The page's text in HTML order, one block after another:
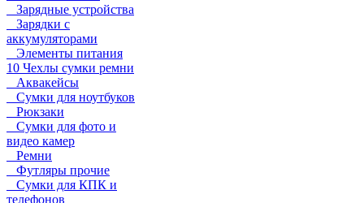
Зарядные устройства
Зарядки с
аккумуляторами
Элементы питания
10 Чехлы сумки ремни
Аквакейсы
Сумки для ноутбуков
Рюкзаки
Сумки для фото и
видео камер
Ремни
Футляры прочие
Сумки для КПК и
телефонов